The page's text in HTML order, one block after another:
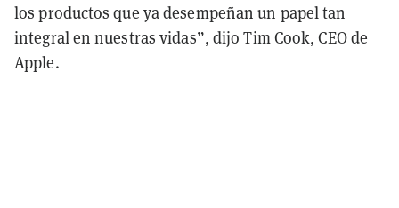
los productos que ya desempeñan un papel tan
integral en nuestras vidas”, dijo Tim Cook, CEO de
Apple.